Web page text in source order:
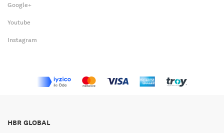
Google+
Youtube
Instagram
HBR GLOBAL